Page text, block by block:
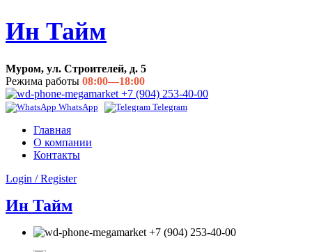
Ин Тайм
Муром, ул. Строителей, д. 5
Режима работы 08:00—18:00
+7 (904) 253-40-00
WhatsApp Telegram
Главная
О компании
Контакты
Login / Register
Ин Тайм
+7 (904) 253-40-00